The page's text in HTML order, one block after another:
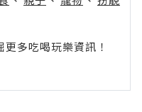
多吃喝玩樂資訊！